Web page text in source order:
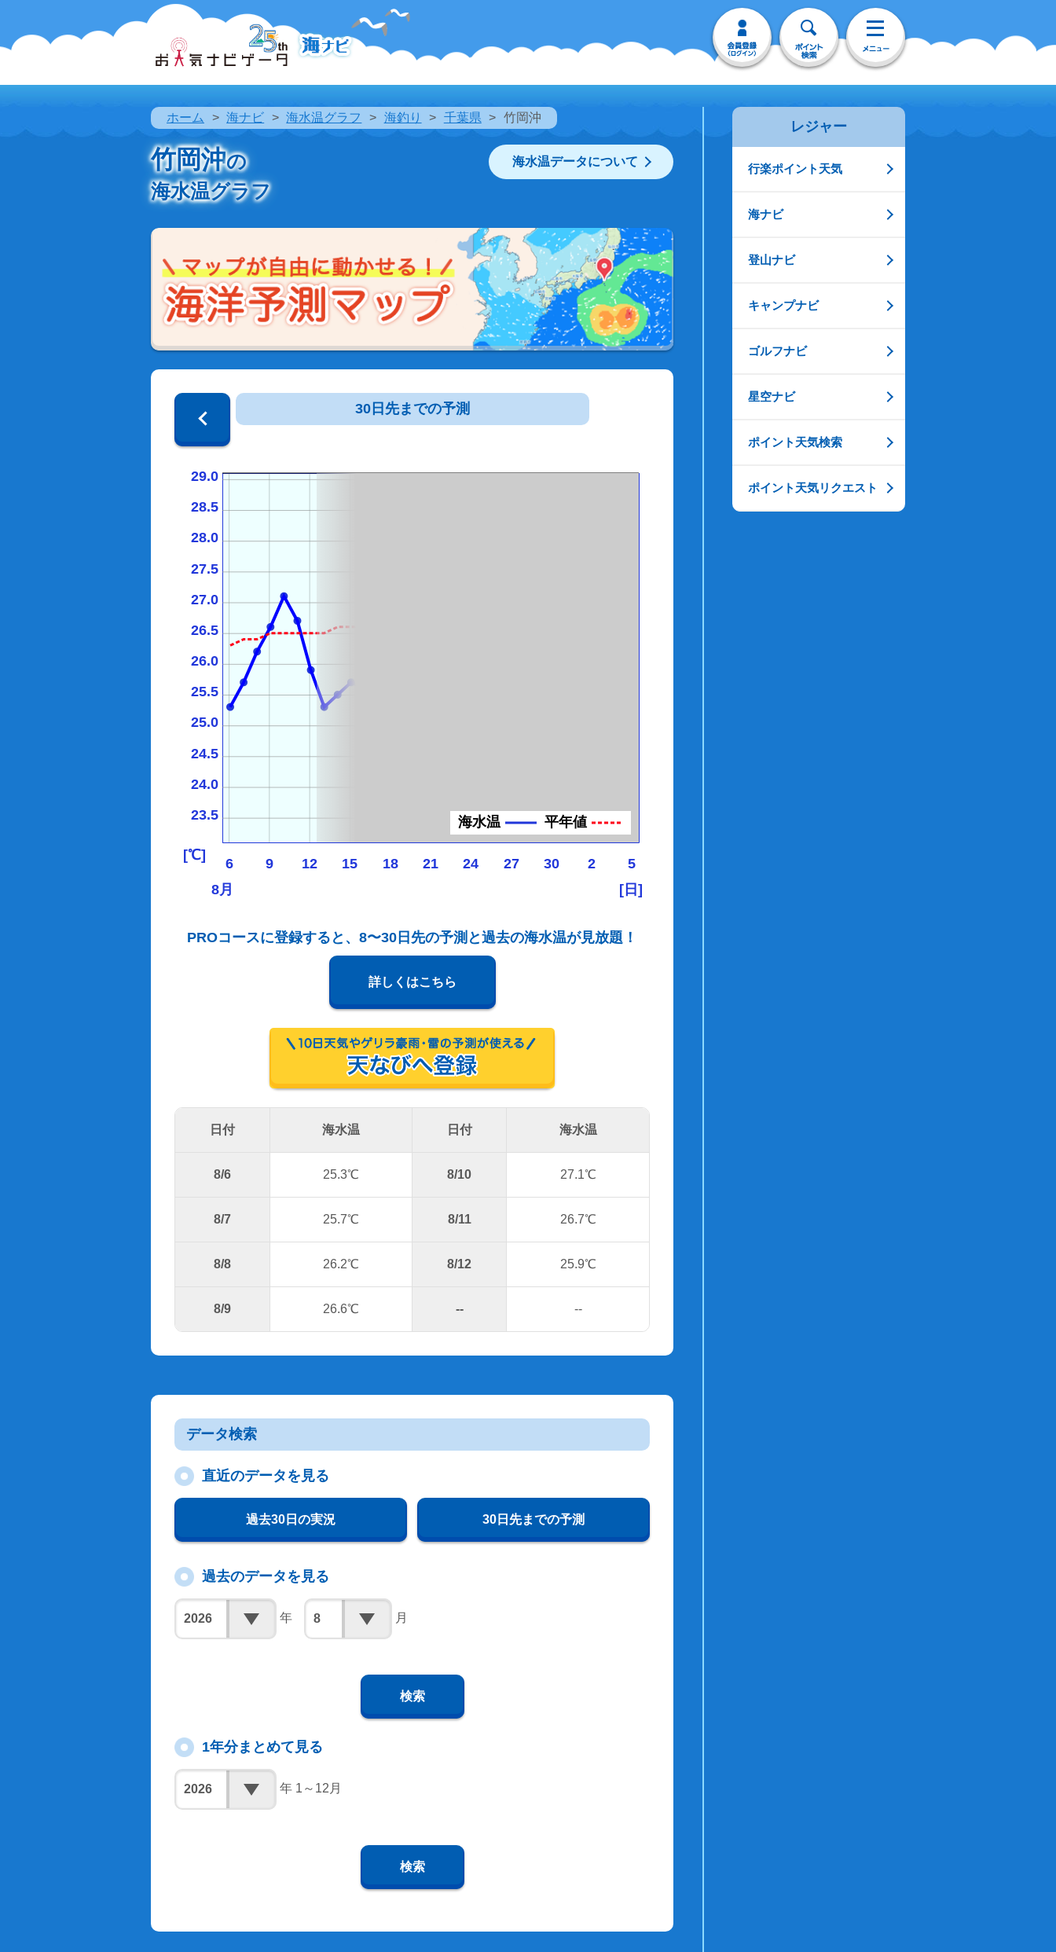
ホーム 海ナビ 海水温グラフ 海釣り 千葉県 竹岡沖
竹岡沖の
海水温グラフ
海水温データについて
30日先までの予測
6 9 12 15 18 21 24 27 30 2 5
[日]
23.5
24.0
24.5
25.0
25.5
26.0
26.5
27.0
27.5
28.0
28.5
29.0
[℃]
8月
海水温 平年値
PROコースに登録すると、8〜30日先の予測と過去の海水温が見放題！
詳しくはこちら
日付 海水温 日付 海水温
8/6 25.3℃ 8/10 27.1℃
8/7 25.7℃ 8/11 26.7℃
8/8 26.2℃ 8/12 25.9℃
8/9 26.6℃ -- --
データ検索
直近のデータを見る
過去30日の実況 30日先までの予測
過去のデータを見る
年 月
検索
1年分まとめて見る
年 1～12月
検索
レジャー
行楽ポイント天気
海ナビ
登山ナビ
キャンプナビ
ゴルフナビ
星空ナビ
ポイント天気検索
ポイント天気リクエスト